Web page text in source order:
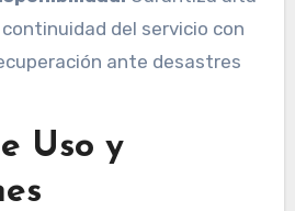
del servicio con
ante desastres
Uso y